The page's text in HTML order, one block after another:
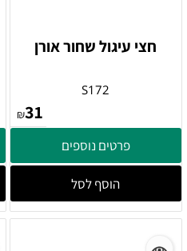
חצי עיגול שחור אורן
S172
₪31
פרטים נוספים
הוסף לסל